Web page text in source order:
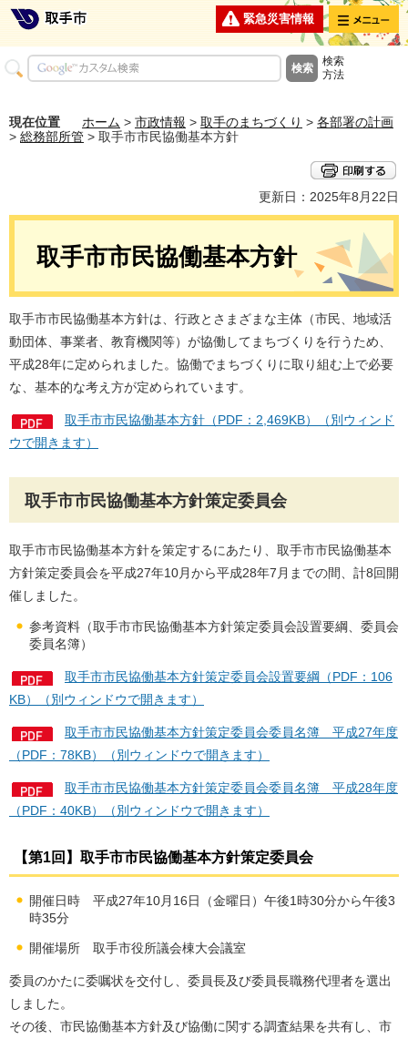
緊急災害情報 メニュー
検索
方法
現在位置 ホーム > 市政情報 > 取手のまちづくり > 各部署の計画
> 総務部所管 > 取手市市民協働基本方針
更新日：2025年8月22日
取手市市民協働基本方針
取手市市民協働基本方針は、行政とさまざまな主体（市民、地域活
動団体、事業者、教育機関等）が協働してまちづくりを行うため、
平成28年に定められました。協働でまちづくりに取り組む上で必要
な、基本的な考え方が定められています。
取手市市民協働基本方針（PDF：2,469KB）（別ウィンド
ウで開きます）
取手市市民協働基本方針策定委員会
取手市市民協働基本方針を策定するにあたり、取手市市民協働基本
方針策定委員会を平成27年10月から平成28年7月までの間、計8回開
催しました。
参考資料（取手市市民協働基本方針策定委員会設置要綱、委員会
委員名簿）
取手市市民協働基本方針策定委員会設置要綱（PDF：106
KB）（別ウィンドウで開きます）
取手市市民協働基本方針策定委員会委員名簿 平成27年度
（PDF：78KB）（別ウィンドウで開きます）
取手市市民協働基本方針策定委員会委員名簿 平成28年度
（PDF：40KB）（別ウィンドウで開きます）
【第1回】取手市市民協働基本方針策定委員会
開催日時 平成27年10月16日（金曜日）午後1時30分から午後3
時35分
開催場所 取手市役所議会棟大会議室
委員のかたに委嘱状を交付し、委員長及び委員長職務代理者を選出
しました。
その後、市民協働基本方針及び協働に関する調査結果を共有し、市